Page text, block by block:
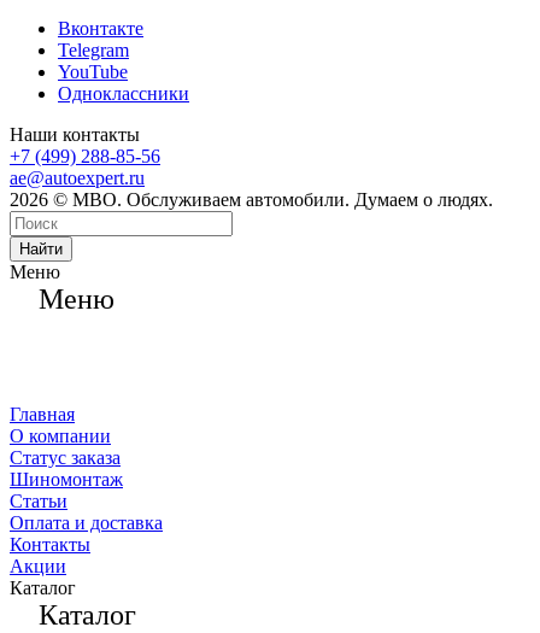
Вконтакте
Telegram
YouTube
Одноклассники
Наши контакты
+7 (499) 288-85-56
ae@autoexpert.ru
2026 © МВО. Обслуживаем автомобили. Думаем о людях.
Найти
Меню
Меню
Главная
О компании
Статус заказа
Шиномонтаж
Статьи
Оплата и доставка
Контакты
Акции
Каталог
Каталог